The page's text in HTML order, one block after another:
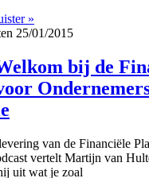
»
25/01/2015
bij de
Ondernemers
van de Financiële
vertelt Martijn van
uit wat je zoal